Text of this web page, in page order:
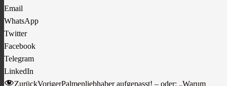
Email
WhatsApp
Twitter
Facebook
Telegram
LinkedIn
ZurückVorigerPalmenliebhaber aufgepasst! – oder: „Warum